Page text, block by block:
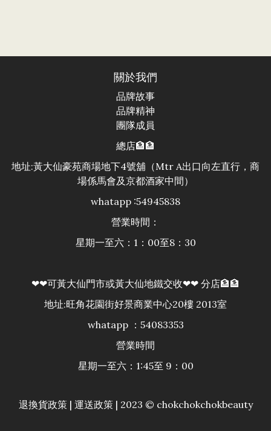
關於我們
品牌故事
品牌精神
團隊成員
總店🏦🏦
地址:黃大仙豪苑商場地下4號舖（Mtr A出口向左直行，商
場係馬會及京都酒家中間）
whatapp :54945838
營業時間：
星期一至六：1：00至8：30
❤❤可黃大仙門市或黃大仙地鐵交收❤❤ 分店🏦🏦
地址:旺角花園街好景商業中心20樓 2013室
whatapp ：54083353
營業時間
星期一至六：1:45至 9：00
退換貨政策| 運送政策| 2023 © chokchokchokbeauty